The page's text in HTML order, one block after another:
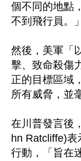
個不同的地點
不到飛行員。
然後，美軍「
擊、致命殺傷
正的目標區域
所有威脅，並
在川普發言後
hn Ratcliffe)表
行動，「旨在